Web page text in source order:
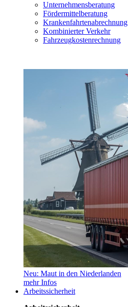
Unternehmensberatung
Fördermittelberatung
Krankenfahrtenabrechnung
Kombinierter Verkehr
Fahrzeugkostenrechnung
Neu: Maut in den Niederlanden
mehr Infos
Arbeitssicherheit